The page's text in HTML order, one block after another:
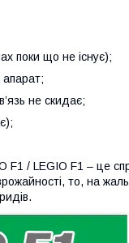
поки що не існує);
не скидає;
/ LEGIO F1 – це
то, на